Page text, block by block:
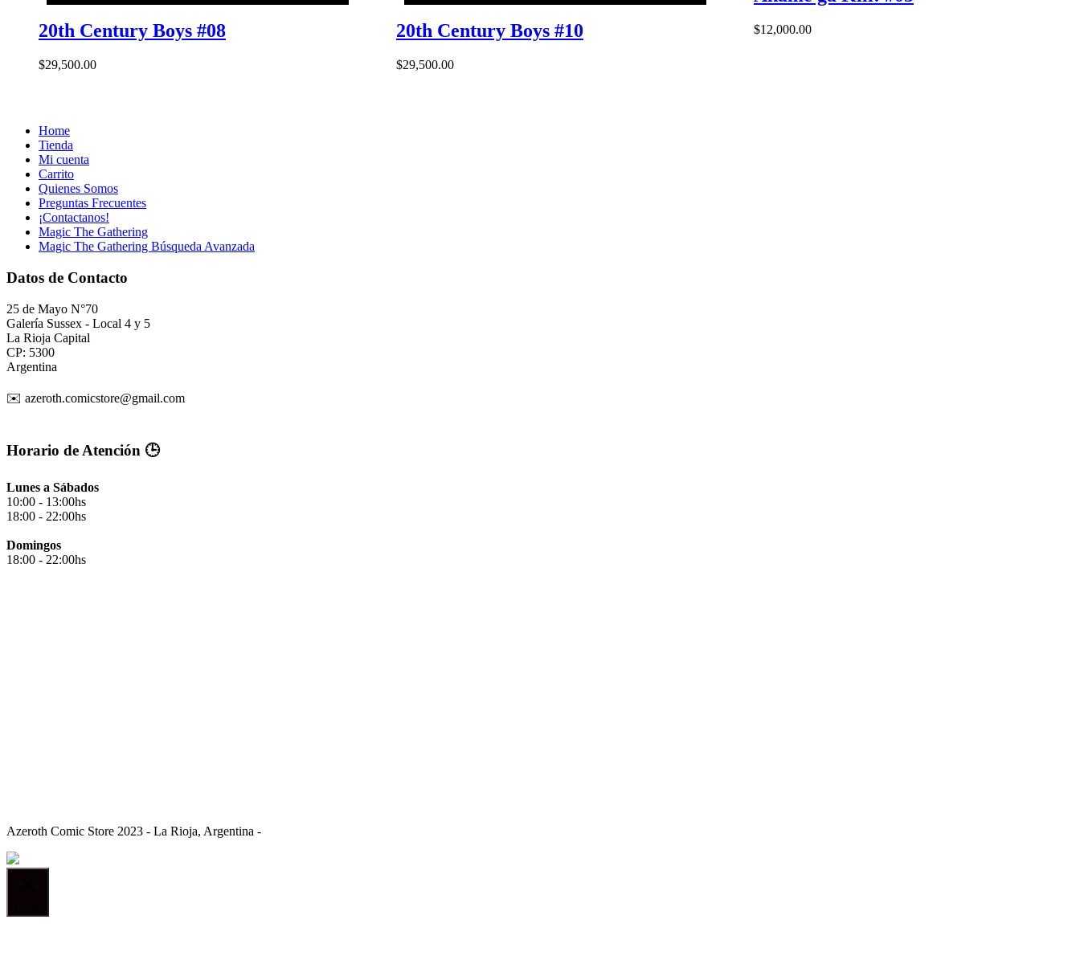
20th Century Boys #08
$29,500.00
20th Century Boys #10
$29,500.00
$12,000.00
Home
Tienda
Mi cuenta
Carrito
Quienes Somos
Preguntas Frecuentes
¡Contactanos!
Magic The Gathering
Magic The Gathering Búsqueda Avanzada
Datos de Contacto
25 de Mayo N°70
Galería Sussex - Local 4 y 5
La Rioja Capital
CP: 5300
Argentina
✉️ azeroth.comicstore@gmail.com
Horario de Atención 🕒
Lunes a Sábados
10:00 - 13:00hs
18:00 - 22:00hs
Domingos
18:00 - 22:00hs
Azeroth Comic Store 2023 - La Rioja, Argentina -